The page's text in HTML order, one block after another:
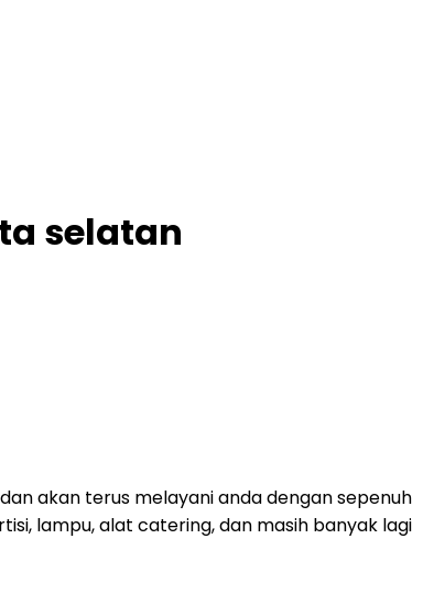
selatan
akan terus melayani anda dengan sepenuh
lampu, alat catering, dan masih banyak lagi